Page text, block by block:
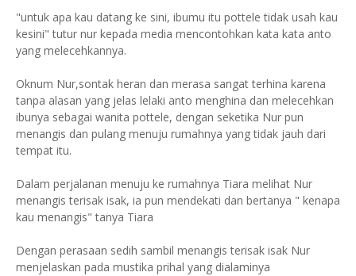
"untuk apa kau datang ke sini, ibumu itu pottele tidak usah kau
kesini" tutur nur kepada media mencontohkan kata kata anto
yang melecehkannya.
Oknum Nur,sontak heran dan merasa sangat terhina karena
tanpa alasan yang jelas lelaki anto menghina dan melecehkan
ibunya sebagai wanita pottele, dengan seketika Nur pun
menangis dan pulang menuju rumahnya yang tidak jauh dari
tempat itu.
Dalam perjalanan menuju ke rumahnya Tiara melihat Nur
menangis terisak isak, ia pun mendekati dan bertanya " kenapa
kau menangis" tanya Tiara
Dengan perasaan sedih sambil menangis terisak isak Nur
menjelaskan pada mustika prihal yang dialaminya